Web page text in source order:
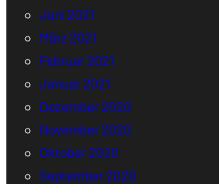
Juni 2021
März 2021
Februar 2021
Januar 2021
Dezember 2020
November 2020
Oktober 2020
September 2020